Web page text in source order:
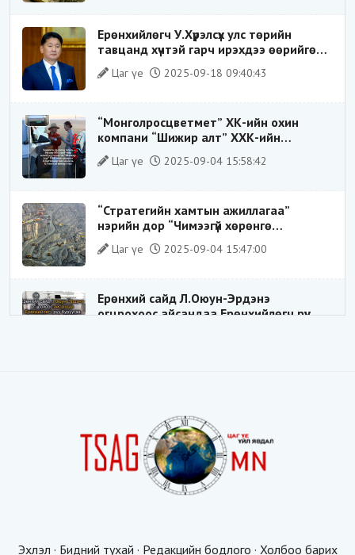
Ерөнхийлөгч У.Хүрэлсүх улс төрийн
тавцанд хүчтэй гарч ирэхдээ өөрийгөө
шударга ёсны төлөө тэмцэгч, “хуучин
тогтолцооны хонгилыг нураагч” гэсэн
Цаг үе 2025-09-18 09:40:43
“Монголросцветмет” ХК-ийн охин
компани “Шижир алт” ХХК-ийн
Гүйцэтгэх захирлаар ажиллаж байсан
О.Баттөмөрт холбогдох хэрэг хаашаа
Цаг үе 2025-09-04 15:58:42
“Стратегийн хамтын ажиллагаа”
нэрийн дор “Чимээгүй хөрөнгө
хуримтлал”
Цаг үе 2025-09-04 15:47:00
Ерөнхий сайд Л.Оюун-Эрдэнэ
огцрохоос айсандаа Ерөнхийлөгч рүү
Видёо: ХУУЛЬ ЗӨРЧИН СОНГОГДСОН
ХУУЛЬ ТОГТООГЧ
Эхлэл · Бидний тухай · Редакцийн бодлого · Холбоо барих